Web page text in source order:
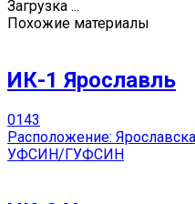
Загрузка ...
Похожие материалы
ИК-1 Ярославль
0143
Расположение:
УФСИН/ГУФСИН